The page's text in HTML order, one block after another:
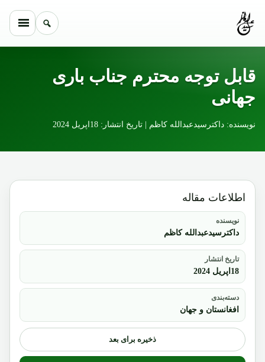
قابل توجه محترم جناب باری
جهانی
نویسنده: داکترسیدعبدالله کاظم | تاریخ انتشار: 18اپریل 2024
اطلاعات مقاله
نویسنده
داکترسیدعبدالله کاظم
تاریخ انتشار
18اپریل 2024
دسته‌بندی
افغانستان و جهان
ذخیره برای بعد